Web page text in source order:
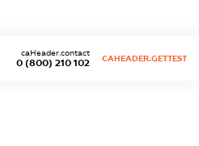
0 (800) 210 102
caHeader.contact
CAHEADER.GETTEST